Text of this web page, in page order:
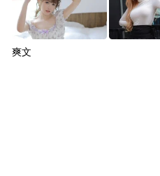
爽文